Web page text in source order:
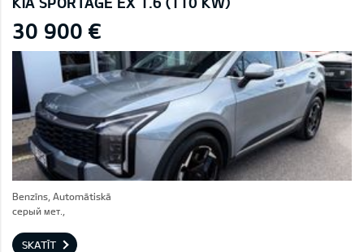
30 900 €
Benzīns, Automātiskā
серый мет.,
SKATĪT